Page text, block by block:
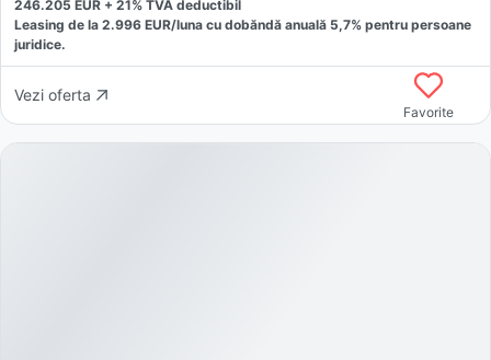
246.205 EUR + 21% TVA deductibil
Leasing de la 2.996 EUR/luna cu dobăndă anuală 5,7% pentru persoane
juridice.
Vezi oferta
Favorite